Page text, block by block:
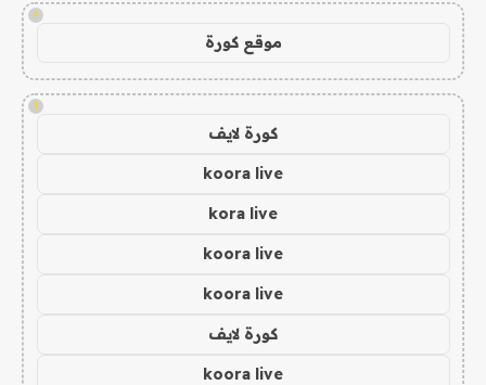
!
موقع كورة
!
كورة لايف
koora live
kora live
koora live
koora live
كورة لايف
koora live